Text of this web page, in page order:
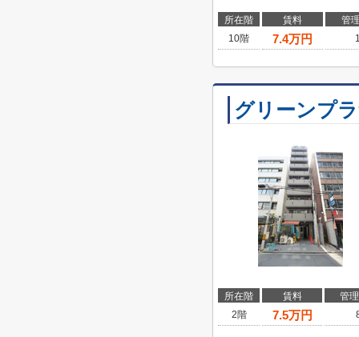
所在階 賃料
管
10階
7.4万円
グリーンプ
所在階 賃料
管
2階
7.5万円